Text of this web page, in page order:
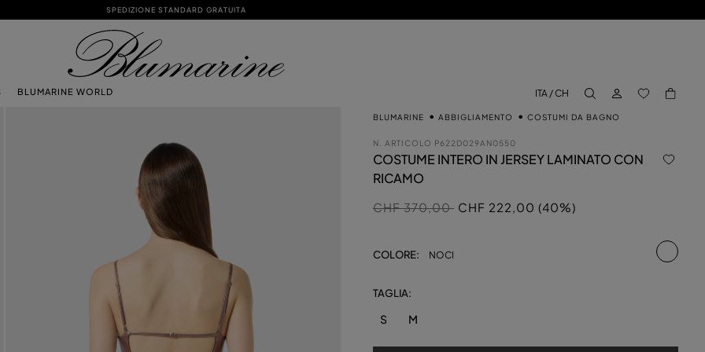
SPEDIZIONE STANDARD GRATUITA
BLUMARINE WORLD
ITA / CH
ACCEDI BACK TO
BLUMARINE ABBIGLIAMENTO COSTUMI DA BAGNO
N. ARTICOLO P622D029AN0550
COSTUME INTERO IN JERSEY LAMINATO CON
RICAMO
Prezzo ridotto da
CHF 370,00aCHF 222,00 (40%)
COLORE: NOCI
TAGLIA:
S M